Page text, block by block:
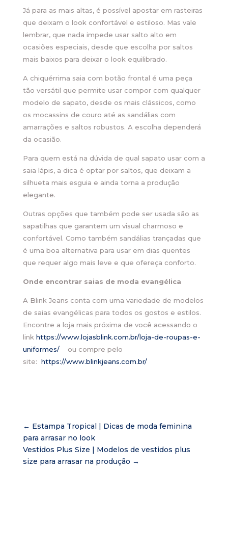
Já para as mais altas, é possível apostar em rasteiras
que deixam o look confortável e estiloso. Mas vale
lembrar, que nada impede usar salto alto em
ocasiões especiais, desde que escolha por saltos
mais baixos para deixar o look equilibrado.
A chiquérrima saia com botão frontal é uma peça
tão versátil que permite usar compor com qualquer
modelo de sapato, desde os mais clássicos, como
os mocassins de couro até as sandálias com
amarrações e saltos robustos. A escolha dependerá
da ocasião.
Para quem está na dúvida de qual sapato usar com a
saia lápis, a dica é optar por saltos, que deixam a
silhueta mais esguia e ainda torna a produção
elegante.
Outras opções que também pode ser usada são as
sapatilhas que garantem um visual charmoso e
confortável. Como também sandálias trançadas que
é uma boa alternativa para usar em dias quentes
que requer algo mais leve e que ofereça conforto.
Onde encontrar saias de moda evangélica
A Blink Jeans conta com uma variedade de modelos
de saias evangélicas para todos os gostos e estilos.
Encontre a loja mais próxima de você acessando o
link https://www.lojasblink.com.br/loja-de-roupas-e-
uniformes/
ou compre pelo
site: https://www.blinkjeans.com.br/
← Estampa Tropical | Dicas de moda feminina
para arrasar no look
Vestidos Plus Size | Modelos de vestidos plus
size para arrasar na produção →